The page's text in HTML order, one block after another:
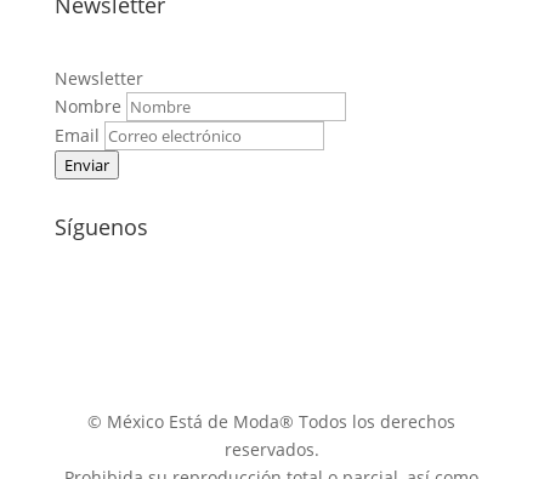
Newsletter
Nombre
Email
Enviar
Síguenos
© México Está de Moda® Todos los derechos
reservados.